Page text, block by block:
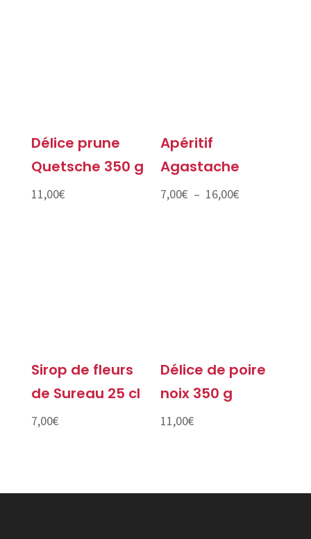
Délice prune
Quetsche 350 g
11,00€
Apéritif
Agastache
7,00€ – 16,00€
Sirop de fleurs
de Sureau 25 cl
7,00€
Délice de poire
noix 350 g
11,00€